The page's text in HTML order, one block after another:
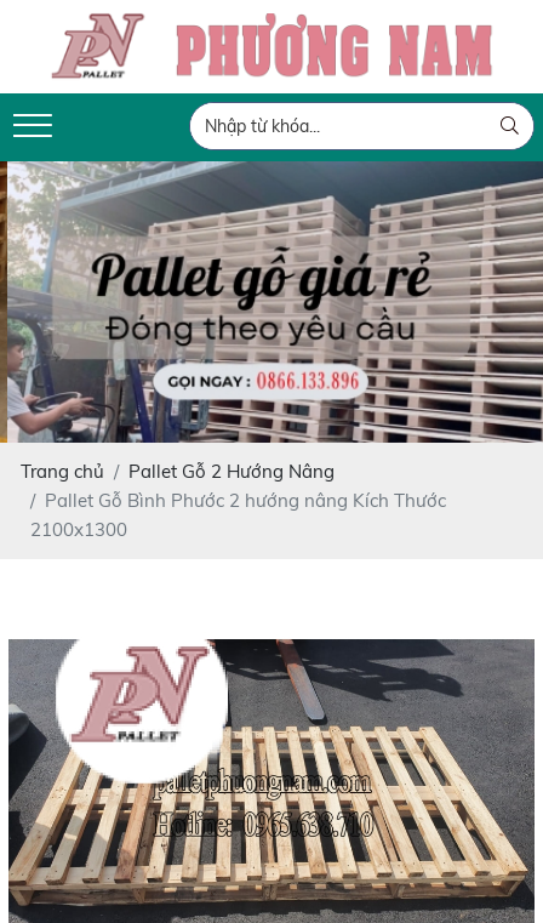
Trang chủ
Pallet Gỗ 2 Hướng Nâng
Pallet Gỗ Bình Phước 2 hướng nâng Kích Thước
2100x1300